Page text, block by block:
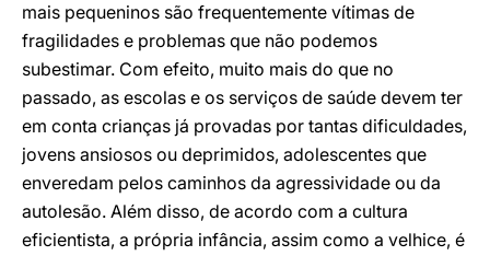
mais pequeninos são frequentemente vítimas de
fragilidades e problemas que não podemos
subestimar. Com efeito, muito mais do que no
passado, as escolas e os serviços de saúde devem ter
em conta crianças já provadas por tantas dificuldades,
jovens ansiosos ou deprimidos, adolescentes que
enveredam pelos caminhos da agressividade ou da
autolesão. Além disso, de acordo com a cultura
eficientista, a própria infância, assim como a velhice, é